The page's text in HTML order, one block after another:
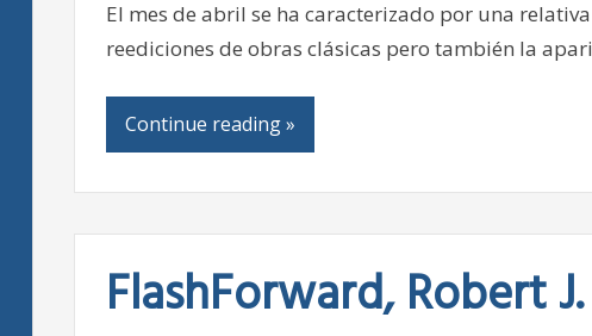
El mes de abril se ha caracterizado por una
reediciones de obras clásicas pero también la
Continue reading »
FlashForward, Robert